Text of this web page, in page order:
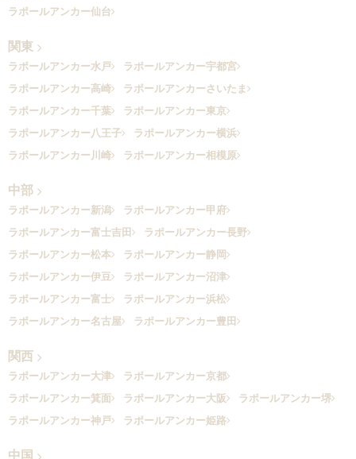
ラポールアンカー仙台
関東
ラポールアンカー水戸
ラポールアンカー宇都宮
ラポールアンカー高崎
ラポールアンカーさいたま
ラポールアンカー千葉
ラポールアンカー東京
ラポールアンカー八王子
ラポールアンカー横浜
ラポールアンカー川崎
ラポールアンカー相模原
中部
ラポールアンカー新潟
ラポールアンカー甲府
ラポールアンカー富士吉田
ラポールアンカー長野
ラポールアンカー松本
ラポールアンカー静岡
ラポールアンカー伊豆
ラポールアンカー沼津
ラポールアンカー富士
ラポールアンカー浜松
ラポールアンカー名古屋
ラポールアンカー豊田
関西
ラポールアンカー大津
ラポールアンカー京都
ラポールアンカー箕面
ラポールアンカー大阪
ラポールアンカー堺
ラポールアンカー神戸
ラポールアンカー姫路
中国